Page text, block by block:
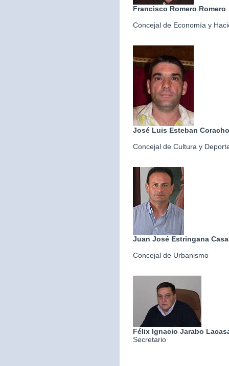
Francisco Romero Romero
Concejal de Economía y
José Luis Esteban Coracho
Concejal de Cultura y
Juan José Estringana
Concejal de Urbanismo
Félix Ignacio Jarabo
Secretario